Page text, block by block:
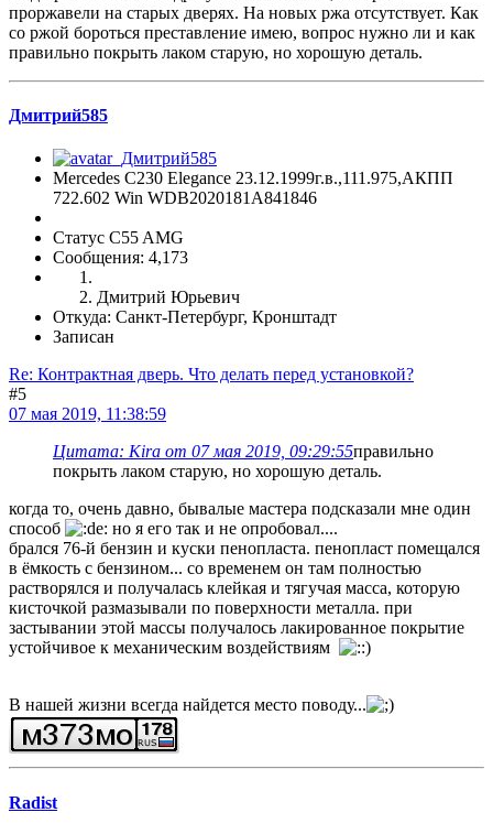
проржавели на старых дверях. На новых ржа отсутствует. Как
со ржой бороться преставление имею, вопрос нужно ли и как
правильно покрыть лаком старую, но хорошую деталь.
Дмитрий585
Mercedes C230 Elegance 23.12.1999г.в.,111.975,АКПП
722.602 Win WDB2020181A841846
Статус C55 AMG
Сообщения: 4,173
Дмитрий Юрьевич
Откуда: Санкт-Петербург, Кронштадт
Записан
Re: Контрактная дверь. Что делать перед установкой?
#5
07 мая 2019, 11:38:59
Цитата: Kira от 07 мая 2019, 09:29:55правильно
покрыть лаком старую, но хорошую деталь.
когда то, очень давно, бывалые мастера подсказали мне один
способ
но я его так и не опробовал....
брался 76-й бензин и куски пенопласта. пенопласт помещался
в ёмкость с бензином... со временем он там полностью
растворялся и получалась клейкая и тягучая масса, которую
кисточкой размазывали по поверхности металла. при
застывании этой массы получалось лакированное покрытие
устойчивое к механическим воздействиям
В нашей жизни всегда найдется место поводу...
Radist